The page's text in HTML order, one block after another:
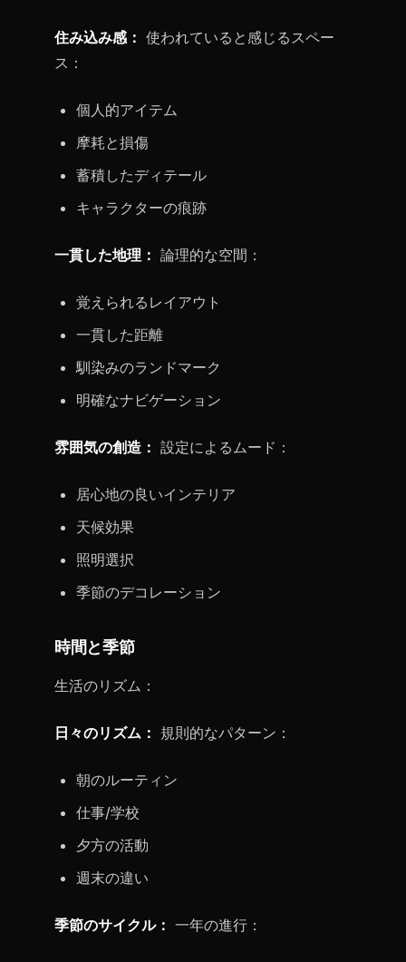
住み込み感： 使われていると感じるスペー
ス：
個人的アイテム
摩耗と損傷
蓄積したディテール
キャラクターの痕跡
一貫した地理： 論理的な空間：
覚えられるレイアウト
一貫した距離
馴染みのランドマーク
明確なナビゲーション
雰囲気の創造： 設定によるムード：
居心地の良いインテリア
天候効果
照明選択
季節のデコレーション
時間と季節
生活のリズム：
日々のリズム： 規則的なパターン：
朝のルーティン
仕事/学校
夕方の活動
週末の違い
季節のサイクル： 一年の進行：